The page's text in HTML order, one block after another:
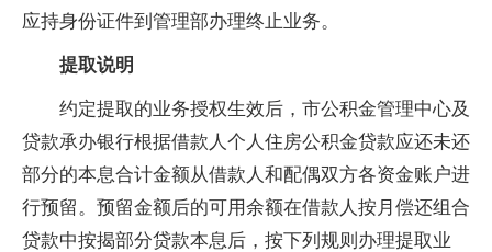
应持身份证件到管理部办理终止业务。
提取说明
约定提取的业务授权生效后，市公积金管理中心及
贷款承办银行根据借款人个人住房公积金贷款应还未还
部分的本息合计金额从借款人和配偶双方各资金账户进
行预留。预留金额后的可用余额在借款人按月偿还组合
贷款中按揭部分贷款本息后，按下列规则办理提取业